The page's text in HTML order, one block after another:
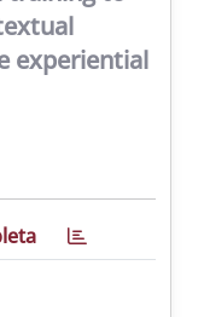
experiential